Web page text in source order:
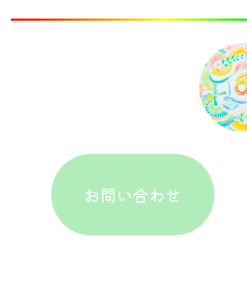
お問い合わせ